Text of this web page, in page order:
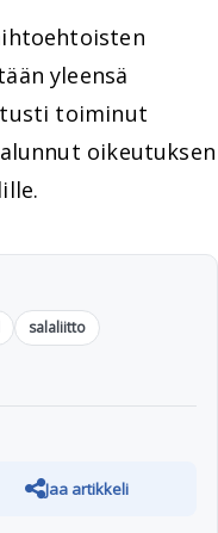
yleensä
toiminut
oikeutuksen
salaliitto
Jaa artikkeli